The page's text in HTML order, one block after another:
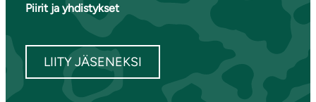
Piirit ja yhdistykset
LIITY JÄSENEKSI